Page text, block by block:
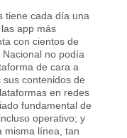
tiene cada día una
app más
con cientos de
no podía
de cara a
contenidos de
en redes
fundamental de
operativo; y
misma línea, tan